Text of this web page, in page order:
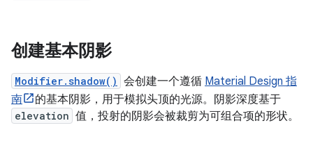
创建基本阴影
Modifier.shadow() 会创建一个遵循 Material Design 指
南
的基本阴影，用于模拟头顶的光源。阴影深度基于
elevation 值，投射的阴影会被裁剪为可组合项的形状。